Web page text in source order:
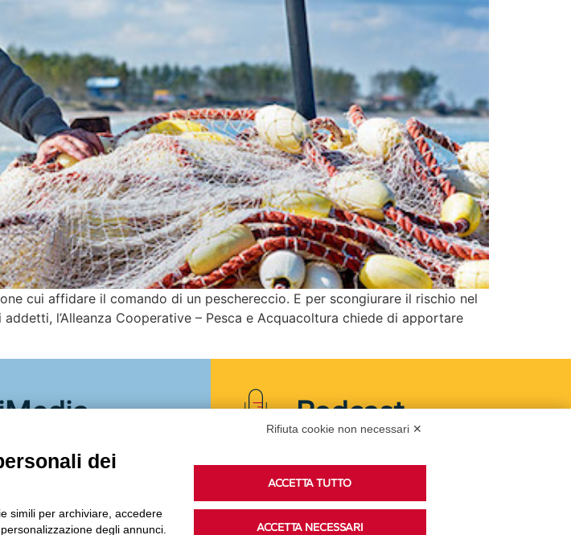
cui affidare il comando di un peschereccio. E per scongiurare il rischio nel
l’Alleanza Cooperative – Pesca e Acquacoltura chiede di apportare
Podcast
Ascolta i podcast di approfondimento di Legacoop
su Spreaker.
Rifiuta cookie non necessari ✕
dei
simili per archiviare, accedere
degli annunci.
ACCETTA TUTTO
ACCETTA NECESSARI